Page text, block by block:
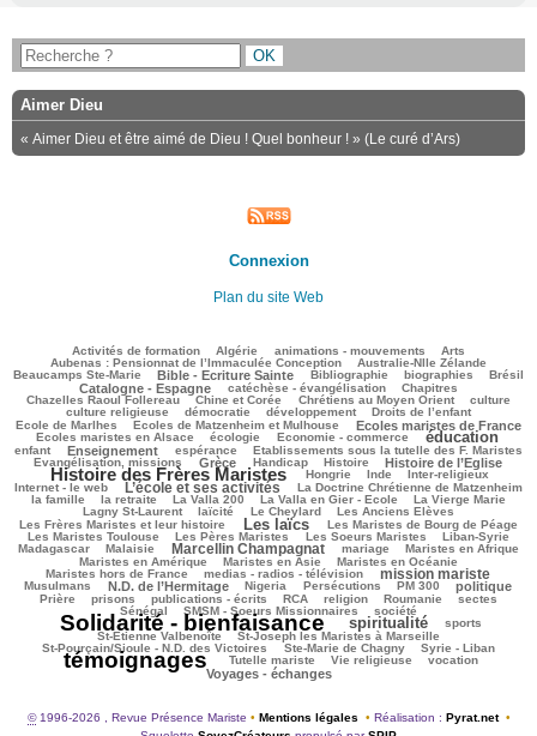
Aimer Dieu
« Aimer Dieu et être aimé de Dieu ! Quel bonheur ! » (Le curé d’Ars)
Connexion
Plan du site Web
Activités de formation Algérie animations - mouvements Arts
Aubenas : Pensionnat de l’Immaculée Conception
52/3356 Australie-Nlle Zélande
83/3356
Beaucamps Ste-Marie
801/3356 Bible - Ecriture Sainte
74/3356 Bibliographie
684/3356 biographies
194/3356 Brésil
732/3356
Catalogne - Espagne catéchèse - évangélisation Chapitres
Chazelles Raoul Follereau
122/3356 Chine et Corée
289/3356 Chrétiens au Moyen Orient
551/3356 culture
48/3356
culture religieuse
démocratie développement Droits de l’enfant
Ecole de Marlhes
198/3356 Ecoles de Matzenheim et Mulhouse
897/3356 Ecoles maristes de France
241/3356
Ecoles maristes en Alsace
587/3356 écologie
130/3356 Economie - commerce
1799/3356 éducation
198/3356
enfant
1023/3356Enseignement
257/3356 espérance
66/3356 Etablissements sous la tutelle des F. Maristes
266/3356
Evangélisation, missions
799/3356 Grèce
114/3356 Handicap
305/3356 Histoire
982/3356 Histoire de l’Eglise
2238/3356
Histoire des Frères Maristes
160/3356 Hongrie Inde
169/3356 Inter-religieux
283/3356
Internet - le web
1163/3356 L’école et ses activités
40/3356 La Doctrine Chrétienne de Matzenheim
437/3356
la famille
193/3356 la retraite
57/3356 La Valla 200
99/3356 La Valla en Gier - Ecole
712/3356 La Vierge Marie
430/3356
Lagny St-Laurent
laïcité Le Cheylard Les Anciens Elèves
Les Frères Maristes et leur histoire
1716/3356 Les laïcs
516/3356 Les Maristes de Bourg de Péage
333/3356
Les Maristes Toulouse
584/3356 Les Pères Maristes
390/3356 Les Soeurs Maristes
165/3356 Liban-Syrie
174/3356
Madagascar
47/3356 Malaisie
1212/3356 Marcellin Champagnat
55/3356 mariage
323/3356 Maristes en Afrique
286/3356
Maristes en Amérique
Maristes en Asie Maristes en Océanie
Maristes hors de France
331/3356 medias - radios - télévision
1169/3356 mission mariste
121/3356
Musulmans
941/3356 N.D. de l’Hermitage
54/3356 Nigeria
218/3356 Persécutions
206/3356 PM 300
790/3356 politique
238/3356
Prière
158/3356 prisons
342/3356 publications - écrits
222/3356 RCA
298/3356 religion
73/3356 Roumanie
27/3356 sectes
62/3356
Sénégal
SMSM - Soeurs Missionnaires société
Solidarité - bienfaisance
1696/3356 spiritualité sports
St-Etienne Valbenoîte
St-Joseph les Maristes à Marseille
St-Pourçain/Sioule - N.D. des Victoires
70/3356 Ste-Marie de Chagny
32/3356 Syrie - Liban
3356/3356
témoignages Tutelle mariste Vie religieuse vocation
Voyages - échanges
©1996-2026 , Revue Présence Mariste • Mentions légales • Réalisation : Pyrat.net •